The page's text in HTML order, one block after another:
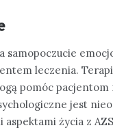
samopoczucie
leczenia.
pomóc
jest
życia z